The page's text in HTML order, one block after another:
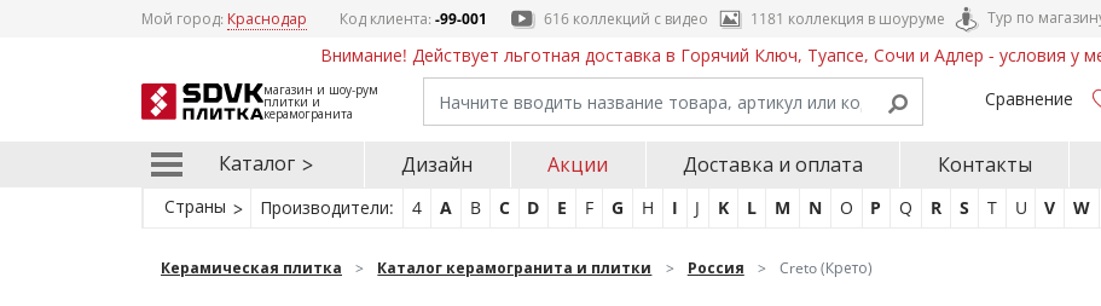
Мой город: Краснодар Код клиента:-99-001 616 коллекций с видео 1181 коллекция в шоуруме Тур по
Внимание! Действует льготная доставка в Горячий Ключ, Туапсе, Сочи и Адлер - условия у
магазин и шоу-рум
плитки и
керамогранита
Сравнение
Каталог Дизайн Акции Доставка и оплата Контакты
Страны Производители: 4 A B C D E F G H I J K L M N O P Q R S T U V W
Керамическая плитка Каталог керамогранита и плитки Россия Creto (Крето)